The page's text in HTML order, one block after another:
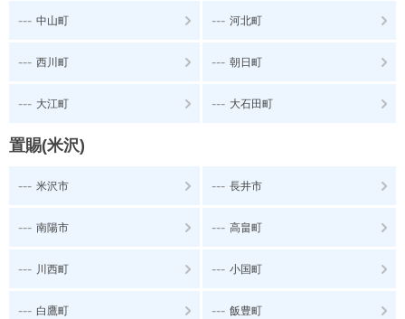
--- 中山町 --- 河北町
--- 西川町 --- 朝日町
--- 大江町 --- 大石田町
置賜(米沢)
--- 米沢市 --- 長井市
--- 南陽市 --- 高畠町
--- 川西町 --- 小国町
--- 白鷹町 --- 飯豊町